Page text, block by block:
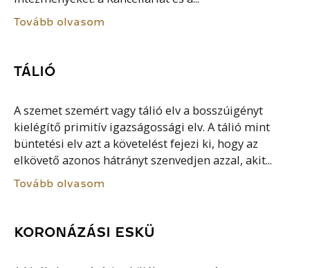
Tovább olvasom
TÁLIÓ
A szemet szemért vagy tálió elv a bosszúigényt
kielégítő primitív igazságossági elv. A tálió mint
büntetési elv azt a követelést fejezi ki, hogy az
elkövető azonos hátrányt szenvedjen azzal, akit...
Tovább olvasom
KORONÁZÁSI ESKÜ